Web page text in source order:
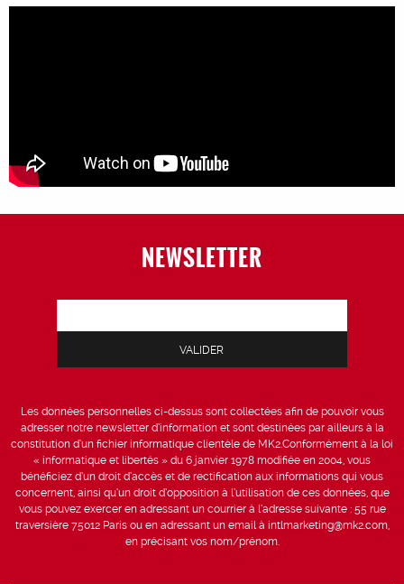
NEWSLETTER
Les données personnelles ci-dessus sont collectées afin de pouvoir vous
adresser notre newsletter d’information et sont destinées par ailleurs à la
constitution d’un fichier informatique clientèle de MK2.Conformément à la loi
« informatique et libertés » du 6 janvier 1978 modifiée en 2004, vous
bénéficiez d’un droit d’accès et de rectification aux informations qui vous
concernent, ainsi qu’un droit d’opposition à l’utilisation de ces données, que
vous pouvez exercer en adressant un courrier à l’adresse suivante : 55 rue
traversière 75012 Paris ou en adressant un email à intlmarketing@mk2.com,
en précisant vos nom/prénom.